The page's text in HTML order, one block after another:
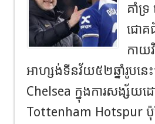
គាំទ្
ជោគ
កាយ
អាហ្សង់ទីនវ័យ៥២ឆ្នាំរូបនេះ
Chelsea ក្នុងការសង្ស័យ
Tottenham Hotspur ប៉ុន្